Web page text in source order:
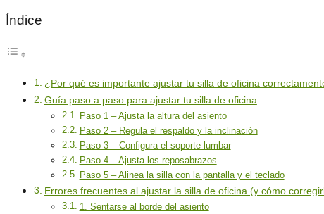
Índice
¿Por qué es importante ajustar tu silla de oficina
Guía paso a paso para ajustar tu silla de oficina
Paso 1 – Ajusta la altura del asiento
Paso 2 – Regula el respaldo y la inclinación
Paso 3 – Configura el soporte lumbar
Paso 4 – Ajusta los reposabrazos
Paso 5 – Alinea la silla con la pantalla y el teclado
Errores frecuentes al ajustar la silla de oficina (y cómo
1. Sentarse al borde del asiento